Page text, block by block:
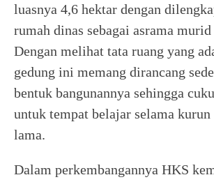
luasnya 4,6 hektar dengan
rumah dinas sebagai asrama
Dengan melihat tata ruang yang
gedung ini memang dirancang
bentuk bangunannya sehingga
untuk tempat belajar selama
lama.
Dalam perkembangannya HKS